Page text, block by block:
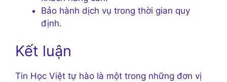
Bảo hành dịch vụ trong thời gian quy
định.
Kết luận
Tin Học Việt tự hào là một trong những đơn vị